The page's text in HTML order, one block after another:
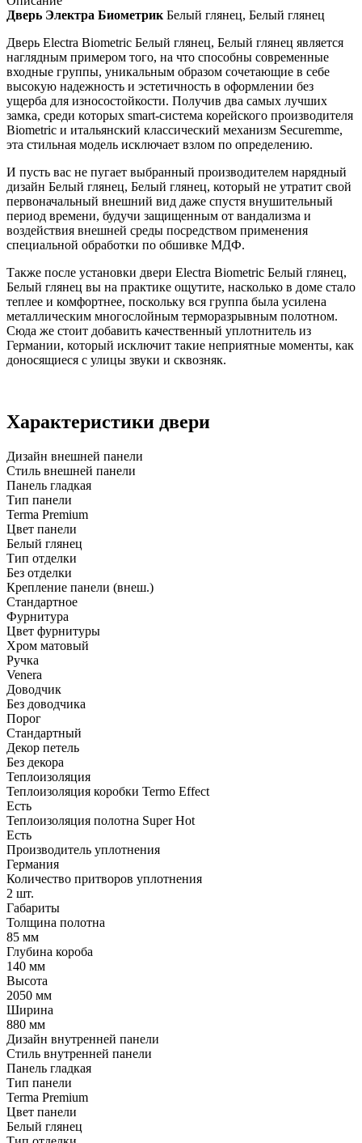
Дверь Электра Биометрик Белый глянец, Белый глянец
Дверь Electra Biometric Белый глянец, Белый глянец является
наглядным примером того, на что способны современные
входные группы, уникальным образом сочетающие в себе
высокую надежность и эстетичность в оформлении без
ущерба для износостойкости. Получив два самых лучших
замка, среди которых smart-система корейского производителя
Biometric и итальянский классический механизм Securemme,
эта стильная модель исключает взлом по определению.
И пусть вас не пугает выбранный производителем нарядный
дизайн Белый глянец, Белый глянец, который не утратит свой
первоначальный внешний вид даже спустя внушительный
период времени, будучи защищенным от вандализма и
воздействия внешней среды посредством применения
специальной обработки по обшивке МДФ.
Также после установки двери Electra Biometric Белый глянец,
Белый глянец вы на практике ощутите, насколько в доме стало
теплее и комфортнее, поскольку вся группа была усилена
металлическим многослойным терморазрывным полотном.
Сюда же стоит добавить качественный уплотнитель из
Германии, который исключит такие неприятные моменты, как
доносящиеся с улицы звуки и сквозняк.
Характеристики двери
Дизайн внешней панели
Стиль внешней панели
Панель гладкая
Тип панели
Terma Premium
Цвет панели
Белый глянец
Тип отделки
Без отделки
Крепление панели (внеш.)
Стандартное
Фурнитура
Цвет фурнитуры
Хром матовый
Ручка
Venera
Доводчик
Без доводчика
Порог
Стандартный
Декор петель
Без декора
Теплоизоляция
Теплоизоляция коробки Termo Effect
Есть
Теплоизоляция полотна Super Нot
Есть
Производитель уплотнения
Германия
Количество притворов уплотнения
2 шт.
Габариты
Толщина полотна
85 мм
Глубина короба
140 мм
Высота
2050 мм
Ширина
880 мм
Дизайн внутренней панели
Стиль внутренней панели
Панель гладкая
Тип панели
Terma Premium
Цвет панели
Белый глянец